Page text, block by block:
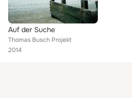
Auf der Suche
Thomas Busch Projekt
2014